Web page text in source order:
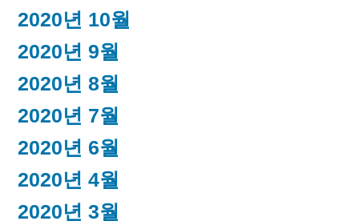
2020년 10월
2020년 9월
2020년 8월
2020년 7월
2020년 6월
2020년 4월
2020년 3월